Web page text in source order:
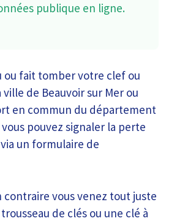
publique en ligne.
ou fait tomber votre clef ou
de Beauvoir sur Mer ou
en commun du département
pouvez signaler la perte
un formulaire de
contraire vous venez tout juste
de clés ou une clé à